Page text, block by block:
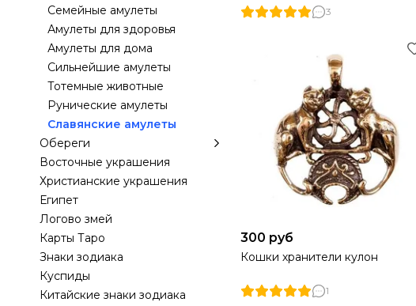
3
300 руб
Кошки хранители кулон
1
Семейные амулеты
Амулеты для здоровья
Амулеты для дома
Сильнейшие амулеты
Тотемные животные
Рунические амулеты
Славянские амулеты
Обереги
Восточные украшения
Христианские украшения
Египет
Логово змей
Карты Таро
Знаки зодиака
Куспиды
Китайские знаки зодиака